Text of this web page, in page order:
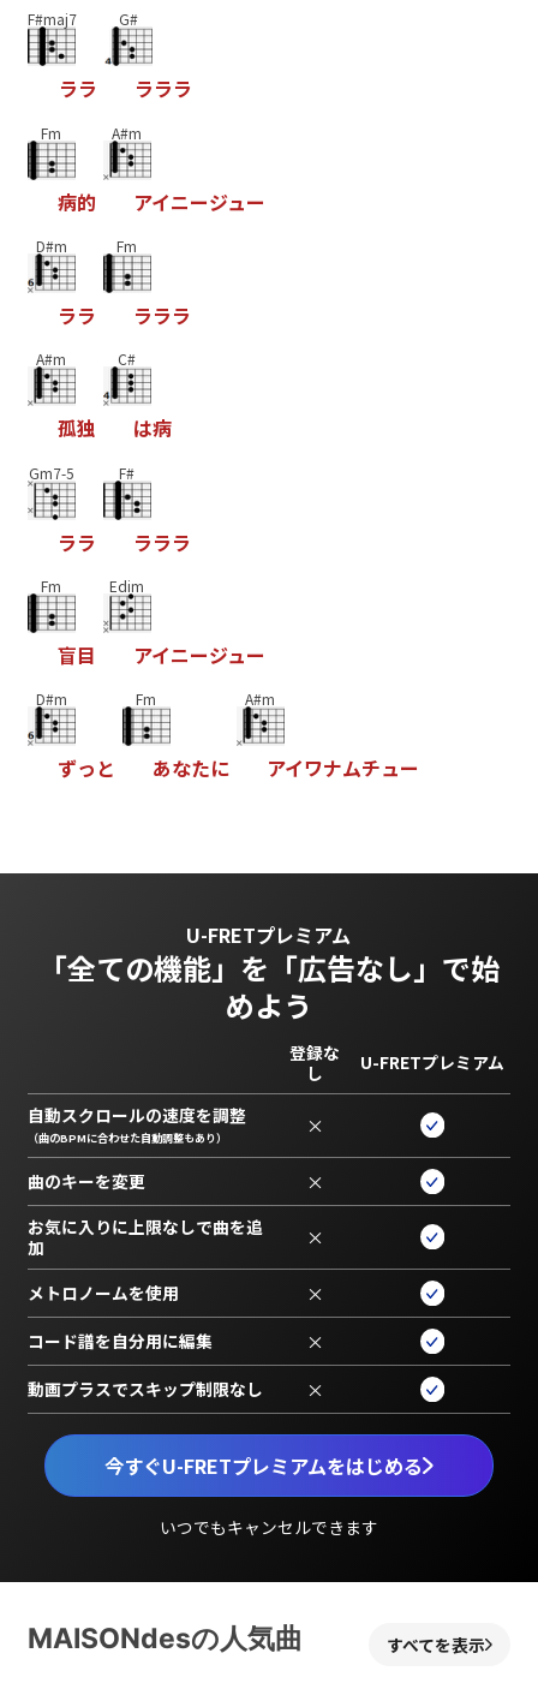
F#maj7
ララ
G#
ラララ
Fm
病的
A#m
アイニージュー
D#m
ララ
Fm
ラララ
A#m
孤独
C#
は病
Gm7-5
ララ
F#
ラララ
Fm
盲目
Edim
アイニージュー
D#m
ずっ と
Fm
あなたに
A#m
アイワナムチュー
U-FRETプレミアム
「全ての機能」を 「広告なし」で始
めよう
今すぐU-FRETプレミアムをはじめる
いつでもキャンセルできます
登録な
し
U-FRETプレミアム
自動スクロールの速度を調整
（曲のBPMに合わせた自動調整もあり） ×
曲のキーを変更 ×
お気に入りに上限なしで曲を追
加
×
メトロノームを使用 ×
コード譜を自分用に編集 ×
動画プラスでスキップ制限なし ×
MAISONdesの人気曲 すべてを表示